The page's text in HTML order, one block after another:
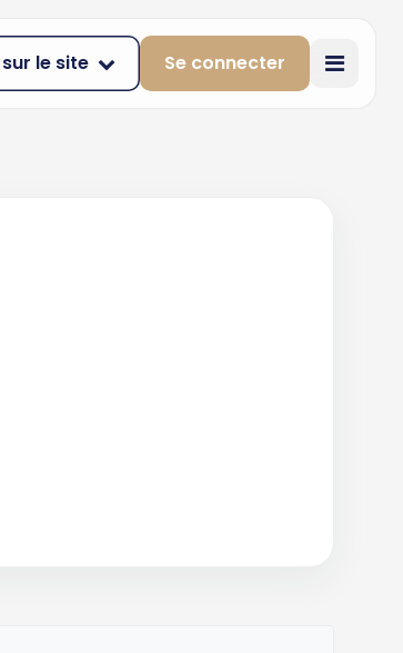
le site Se connecter